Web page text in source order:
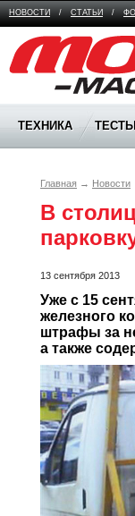
НОВОСТИ / СТАТЬИ /
Moto Magazine
ТЕХНИКА
Главная → Новости
В
13 сентября 2013
Уже с 15
железного
штрафы за
а также